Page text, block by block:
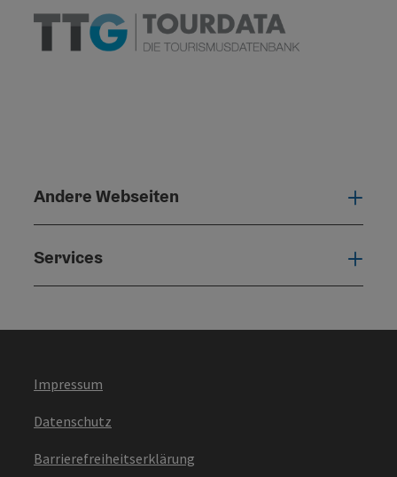
Andere Webseiten
Services
Impressum
Datenschutz
Barrierefreiheitserklärung